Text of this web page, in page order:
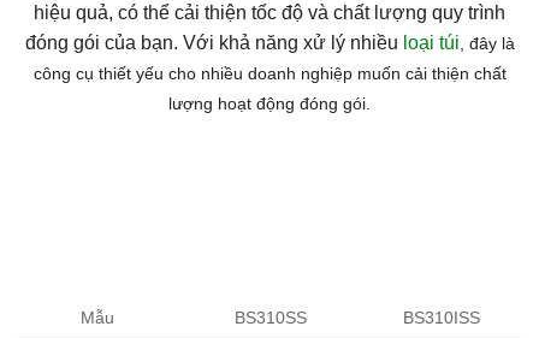
hiệu quả, có thể cải thiện tốc độ và chất lượng quy trình
đóng gói của bạn. Với khả năng xử lý nhiều loại túi , đây là
công cụ thiết yếu cho nhiều doanh nghiệp muốn cải thiện chất
lượng hoạt động đóng gói.
Mẫu BS310SS BS310ISS